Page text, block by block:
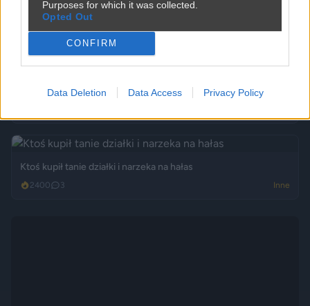
Purposes for which it was collected.
Opted Out
CONFIRM
Data Deletion Data Access Privacy Policy
Ktoś kupił tanie działki i narzeka na hałas
2400 3 Inne